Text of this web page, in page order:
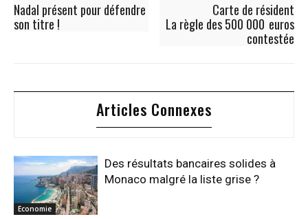
Nadal présent pour défendre
son titre !
Carte de résident
La règle des 500 000 euros
contestée
Articles Connexes
Economie
Des résultats bancaires solides à
Monaco malgré la liste grise ?